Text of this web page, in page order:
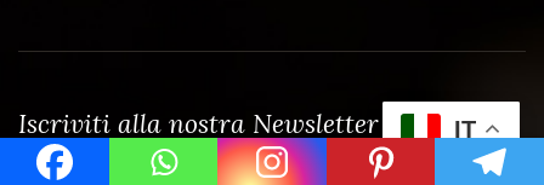
Iscriviti alla nostra Newsletter IT